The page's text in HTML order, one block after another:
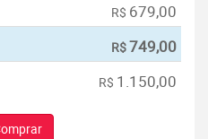
R$ 679,00
R$749,00
R$ 1.150,00